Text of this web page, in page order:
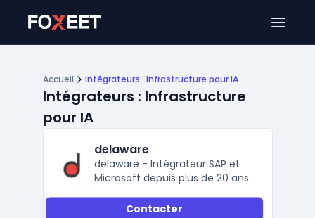
Accueil Intégrateurs : Infrastructure pour IA
Intégrateurs : Infrastructure
pour IA
delaware
delaware - Intégrateur SAP et
Microsoft depuis plus de 20 ans
Contacter